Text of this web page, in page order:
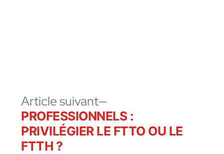
Article suivant
PROFESSIONNELS :
PRIVILÉGIER LE FTTO OU LE
FTTH ?